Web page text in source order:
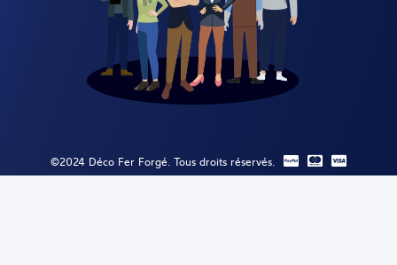
©2024 Déco Fer Forgé. Tous droits réservés.